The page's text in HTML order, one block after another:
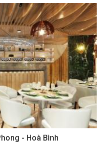
- Hoà Bình